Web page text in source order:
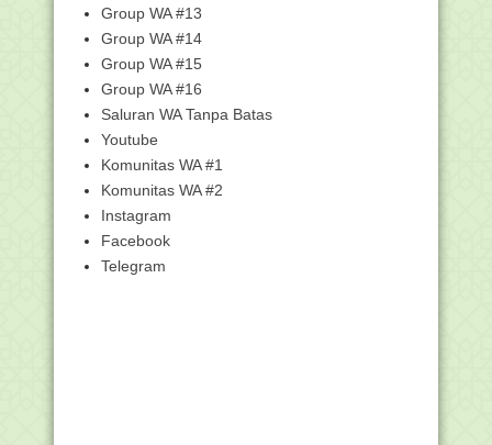
Trik Baca Qur'an Sesering Buka Gadget
Bundaran Kota Amuntai, "Dulunya di
Bully Sekarang ...
Viral, Uang Kertas 100 Ribuan dan 50
Ribuan di Cel...
Teka-Teki Fiqhiyyah
Beda Pendapat Kiai Itu Lumrah
Identitas Tersembunyi di Balik Kopyah
Hitam
EMIS Zaman Now,, Hanya Bisa Diakses
Pada Jam Kantor
Group WA #13
Group WA #14
Group WA #15
Group WA #16
Saluran WA Tanpa Batas
Youtube
Komunitas WA #1
Komunitas WA #2
Instagram
Facebook
Telegram